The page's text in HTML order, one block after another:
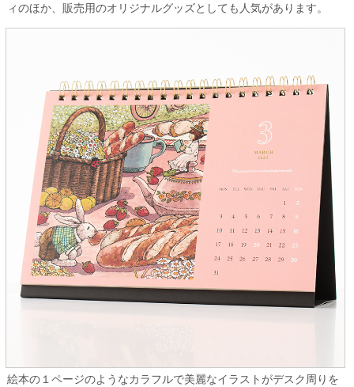
ィのほか、販売用のオリジナルグッズとしても人気があります。
絵本の１ページのようなカラフルで美麗なイラストがデスク周りを